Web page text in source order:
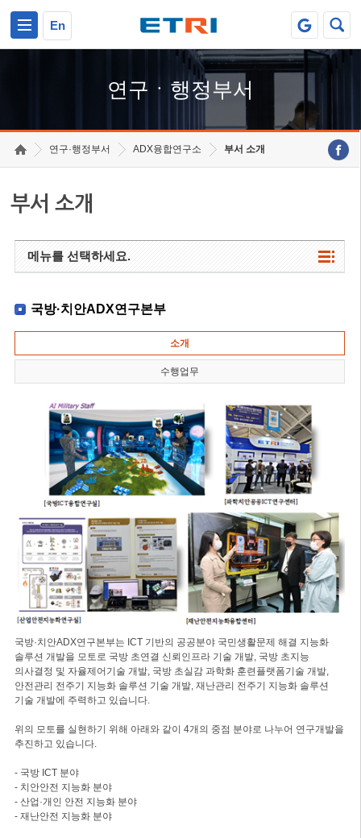
En
연구ㆍ행정부서
연구·행정부서 ADX융합연구소 부서 소개
부서 소개
메뉴를 선택하세요.
국방·치안ADX연구본부
소개
수행업무
국방·치안ADX연구본부는 ICT 기반의 공공분야 국민생활문제 해결 지능화
솔루션 개발을 모토로 국방 초연결 신뢰인프라 기술 개발, 국방 초지능
의사결정 및 자율제어기술 개발, 국방 초실감 과학화 훈련플랫폼기술 개발,
안전관리 전주기 지능화 솔루션 기술 개발, 재난관리 전주기 지능화 솔루션
기술 개발에 주력하고 있습니다.
위의 모토를 실현하기 위해 아래와 같이 4개의 중점 분야로 나누어 연구개발을
추진하고 있습니다.
- 국방 ICT 분야
- 치안안전 지능화 분야
- 산업·개인 안전 지능화 분야
- 재난안전 지능화 분야